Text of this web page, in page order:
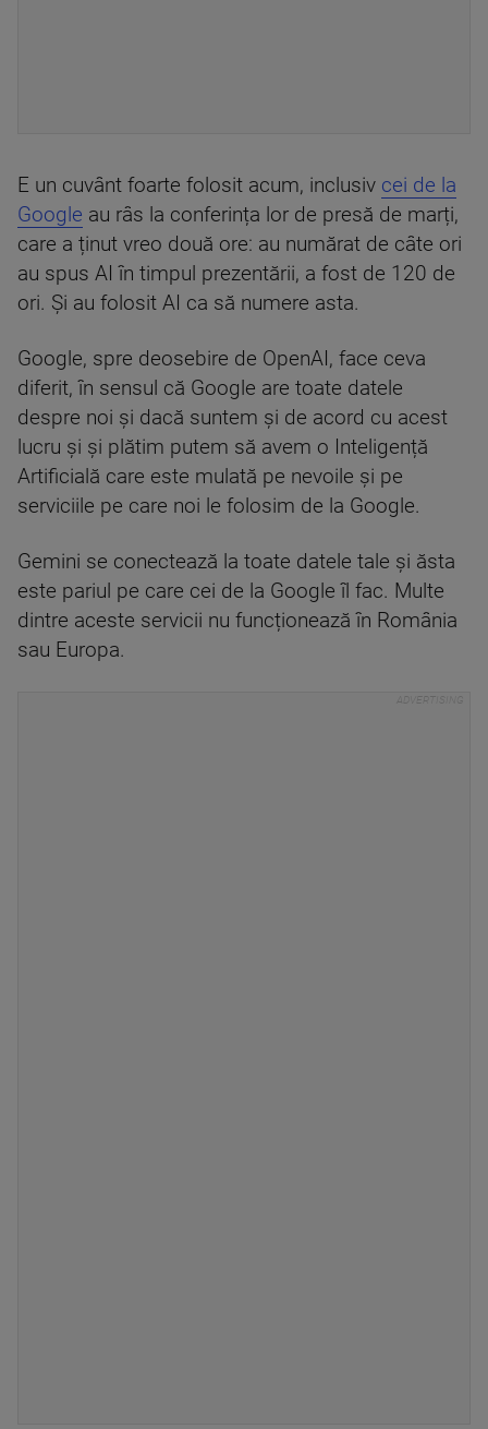
E un cuvânt foarte folosit acum, inclusiv cei de la
Google au râs la conferința lor de presă de marți,
care a ținut vreo două ore: au numărat de câte ori
au spus AI în timpul prezentării, a fost de 120 de
ori. Și au folosit AI ca să numere asta.
Google, spre deosebire de OpenAI, face ceva
diferit, în sensul că Google are toate datele
despre noi și dacă suntem și de acord cu acest
lucru și și plătim putem să avem o Inteligență
Artificială care este mulată pe nevoile și pe
serviciile pe care noi le folosim de la Google.
Gemini se conectează la toate datele tale și ăsta
este pariul pe care cei de la Google îl fac. Multe
dintre aceste servicii nu funcționează în România
sau Europa.